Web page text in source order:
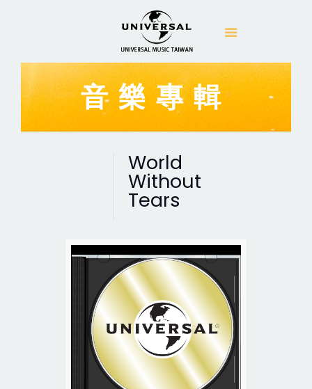
音樂專輯
World
Without
Tears